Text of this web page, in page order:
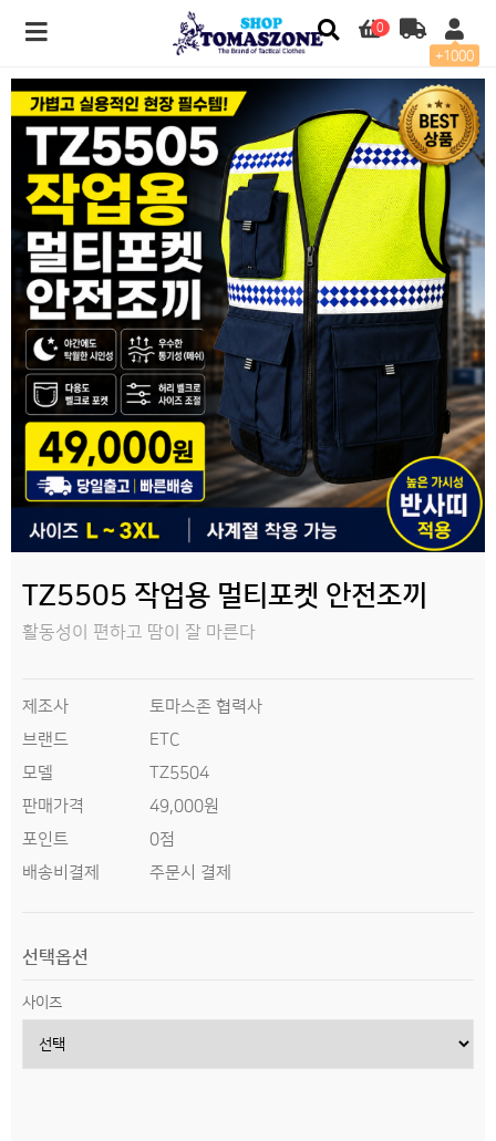
0
+1000
TZ5505 작업용 멀티포켓 안전조끼 > 전용관
TZ5505 작업용 멀티포켓 안전조끼
활동성이 편하고 땀이 잘 마른다
제조사
토마스존 협력사
브랜드
ETC
모델
TZ5504
판매가격
49,000원
포인트
0점
배송비결제
주문시 결제
선택옵션
사이즈